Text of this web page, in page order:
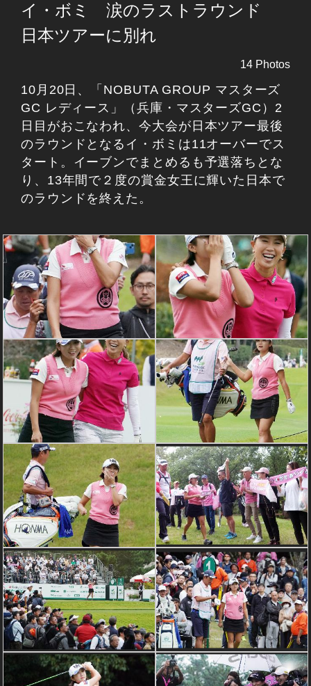
イ・ボミ 涙のラストラウンド
日本ツアーに別れ
14 Photos
10月20日、「NOBUTA GROUP マスターズ
GC レディース」（兵庫・マスターズGC）2
日目がおこなわれ、今大会が日本ツアー最後
のラウンドとなるイ・ボミは11オーバーでス
タート。イーブンでまとめるも予選落ちとな
り、13年間で２度の賞金女王に輝いた日本で
のラウンドを終えた。